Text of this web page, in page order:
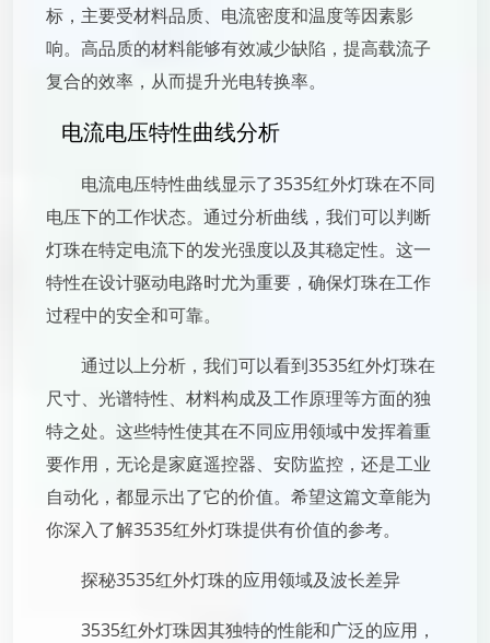
标，主要受材料品质、电流密度和温度等因素影
响。高品质的材料能够有效减少缺陷，提高载流子
复合的效率，从而提升光电转换率。
电流电压特性曲线分析
电流电压特性曲线显示了3535红外灯珠在不同
电压下的工作状态。通过分析曲线，我们可以判断
灯珠在特定电流下的发光强度以及其稳定性。这一
特性在设计驱动电路时尤为重要，确保灯珠在工作
过程中的安全和可靠。
通过以上分析，我们可以看到3535红外灯珠在
尺寸、光谱特性、材料构成及工作原理等方面的独
特之处。这些特性使其在不同应用领域中发挥着重
要作用，无论是家庭遥控器、安防监控，还是工业
自动化，都显示出了它的价值。希望这篇文章能为
你深入了解3535红外灯珠提供有价值的参考。
探秘3535红外灯珠的应用领域及波长差异
3535红外灯珠因其独特的性能和广泛的应用，